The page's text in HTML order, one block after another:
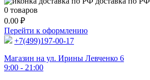
0 товаров
0.00 ₽
Перейти к оформлению
+7(499)197-00-17
Магазин на ул. Ирины Левченко 6
9:00 - 21:00